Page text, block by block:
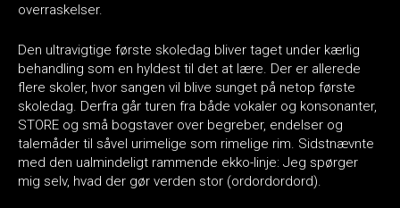
overraskelser.
Den ultravigtige første skoledag bliver taget under kærlig
behandling som en hyldest til det at lære. Der er allerede
flere skoler, hvor sangen vil blive sunget på netop første
skoledag. Derfra går turen fra både vokaler og konsonanter,
STORE og små bogstaver over begreber, endelser og
talemåder til såvel urimelige som rimelige rim. Sidstnævnte
med den ualmindeligt rammende ekko-linje: Jeg spørger
mig selv, hvad der gør verden stor (ordordordord).